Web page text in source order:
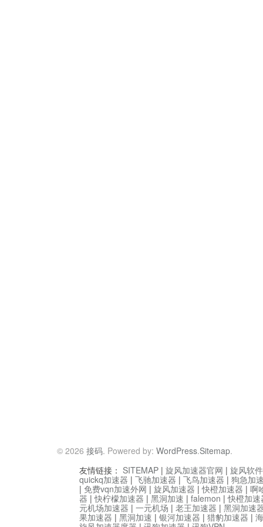
© 2026 接码. Powered by: WordPress.Sitemap.
友情链接： SITEMAP | 旋风加速器官网 | 旋风软
quickq加速器 | 飞驰加速器 | 飞鸟加速器 | 狗急加
| 免费vqn加速外网 | 旋风加速器 |快橙加速器 | 啊
器 |快柠檬加速器 | 黑洞加速 | falemon |快橙加速
元机场加速器 | 一元机场 | 老王加速器 | 黑洞加速
果加速器 | 黑洞加速 | 银河加速器 | 猎豹加速器 |